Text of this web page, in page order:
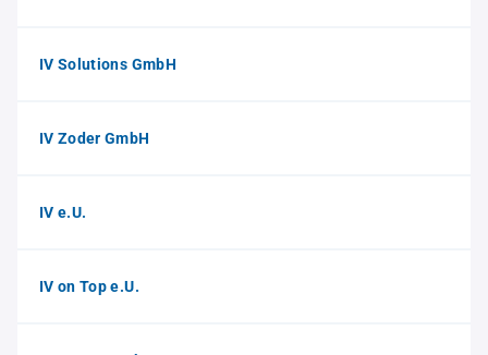
IV Solutions GmbH
IV Zoder GmbH
IV e.U.
IV on Top e.U.